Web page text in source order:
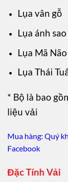
Lụa vân gỗ
Lụa ánh sao
Lụa Mã Não
Lụa Thái
* Bộ là bao
liệu vải
Mua hàng: Quý
Facebook
Đặc Tính Vải